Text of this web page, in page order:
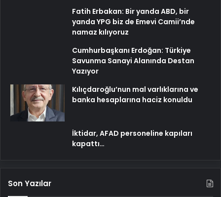
Fatih Erbakan: Bir yanda ABD, bir
yanda YPG biz de Emevi Camii’nde
namaz kılıyoruz
Cumhurbaşkanı Erdoğan: Türkiye
Savunma Sanayi Alanında Destan
Yazıyor
Kılıçdaroğlu’nun mal varlıklarına ve
banka hesaplarına haciz konuldu
İktidar, AFAD personeline kapıları
kapattı…
Son Yazılar